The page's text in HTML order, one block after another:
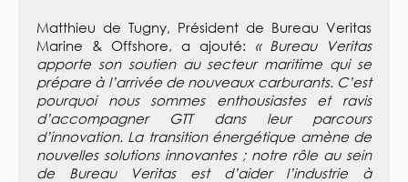
Matthieu de Tugny, Président de Bureau Veritas
Marine & Offshore, a ajouté: « Bureau Veritas
apporte son soutien au secteur maritime qui se
prépare à l’arrivée de nouveaux carburants. C’est
pourquoi nous sommes enthousiastes et ravis
d’accompagner GTT dans leur parcours
d’innovation. La transition énergétique amène de
nouvelles solutions innovantes ; notre rôle au sein
de Bureau Veritas est d’aider l’industrie à